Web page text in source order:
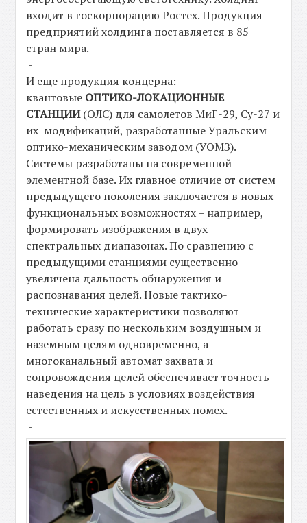
входит в госкорпорацию Ростех. Продукция
предприятий холдинга поставляется в 85
стран мира.
-
И еще продукция концерна:
квантовые ОПТИКО-ЛОКАЦИОННЫЕ
СТАНЦИИ(ОЛС) для самолетов МиГ-29, Су-27 и
их модификаций, разработанные Уральским
оптико-механическим заводом (УОМЗ).
Системы разработаны на современной
элементной базе. Их главное отличие от систем
предыдущего поколения заключается в новых
функциональных возможностях – например,
формировать изображения в двух
спектральных диапазонах. По сравнению с
предыдущими станциями существенно
увеличена дальность обнаружения и
распознавания целей. Новые тактико-
технические характеристики позволяют
работать сразу по нескольким воздушным и
наземным целям одновременно, а
многоканальный автомат захвата и
сопровождения целей обеспечивает точность
наведения на цель в условиях воздействия
естественных и искусственных помех.
-